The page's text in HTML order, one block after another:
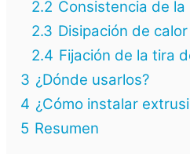
2.2 Consistencia de
2.3 Disipación de calor
2.4 Fijación de la tira
3 ¿Dónde usarlos?
4 ¿Cómo instalar
5 Resumen